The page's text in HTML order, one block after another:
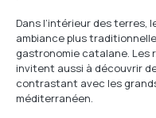
Dans l’intérieur des terres,
ambiance plus
gastronomie catalane. Les
invitent aussi à découvrir
contrastant avec les
méditerranéen.